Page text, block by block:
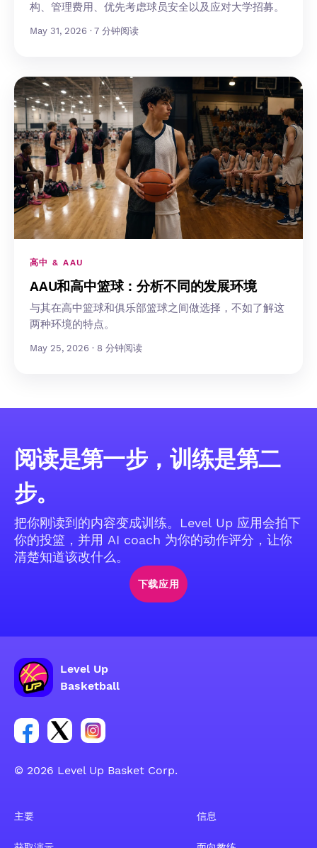
构、管理费用、优先考虑球员安全以及应对大学招募。
May 31, 2026 · 7 分钟阅读
高中 & AAU
AAU和高中篮球：分析不同的发展环境
与其在高中篮球和俱乐部篮球之间做选择，不如了解这
两种环境的特点。
May 25, 2026 · 8 分钟阅读
阅读是第一步，训练是第二
步。
把你刚读到的内容变成训练。Level Up 应用会拍下
你的投篮，并用 AI coach 为你的动作评分，让你
清楚知道该改什么。
下载应用
Level Up
Basketball
Facebook 账户社交群组链接
Tweeter 账户社交群组链接
Instagram 账户社交群组链接
© 2026 Level Up Basket Corp.
主要 信息